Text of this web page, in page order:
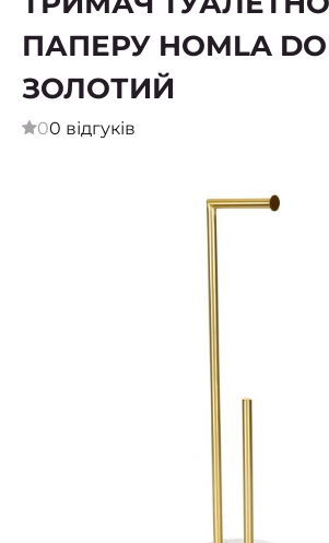
ПАПЕРУ HOMLA
ЗОЛОТИЙ
00 відгуків